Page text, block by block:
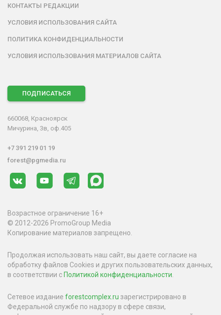
КОНТАКТЫ РЕДАКЦИИ
УСЛОВИЯ ИСПОЛЬЗОВАНИЯ САЙТА
ПОЛИТИКА КОНФИДЕНЦИАЛЬНОСТИ
УСЛОВИЯ ИСПОЛЬЗОВАНИЯ МАТЕРИАЛОВ САЙТА
ПОДПИСАТЬСЯ
660068, Красноярск
Мичурина, 3в, оф.405
+7 391 219 01 19
forest@pgmedia.ru
Возрастное ограничение 16+
© 2012-2026 PromoGroup Media
Копирование материалов запрещено.
Продолжая использовать наш сайт, вы даете согласие на
обработку файлов Cookies и других пользовательских данных,
в соответствии с Политикой конфиденциальности
Сетевое издание forestcomplex.ru зарегистрировано в
Федеральной службе по надзору в сфере связи,